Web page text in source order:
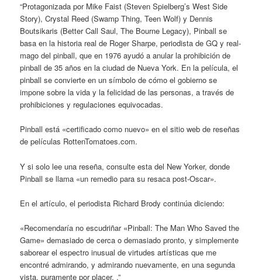
“Protagonizada por Mike Faist (Steven Spielberg’s West Side
Story), Crystal Reed (Swamp Thing, Teen Wolf) y Dennis
Boutsikaris (Better Call Saul, The Bourne Legacy), Pinball se
basa en la historia real de Roger Sharpe, periodista de GQ y real-
mago del pinball, que en 1976 ayudó a anular la prohibición de
pinball de 35 años en la ciudad de Nueva York. En la película, el
pinball se convierte en un símbolo de cómo el gobierno se
impone sobre la vida y la felicidad de las personas, a través de
prohibiciones y regulaciones equivocadas.
Pinball está «certificado como nuevo» en el sitio web de reseñas
de películas RottenTomatoes.com.
Y si solo lee una reseña, consulte esta del New Yorker, donde
Pinball se llama «un remedio para su resaca post-Oscar».
En el artículo, el periodista Richard Brody continúa diciendo:
«Recomendaría no escudriñar «Pinball: The Man Who Saved the
Game» demasiado de cerca o demasiado pronto, y simplemente
saborear el espectro inusual de virtudes artísticas que me
encontré admirando, y admirando nuevamente, en una segunda
vista, puramente por placer. .”